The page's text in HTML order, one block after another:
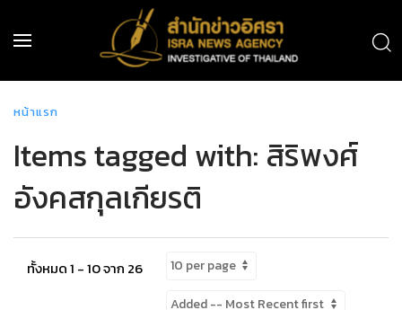
หน้าแรก
Items tagged with: สิริพงศ์
อังคสกุลเกียรติ
ทั้งหมด 1 - 10 จาก 26